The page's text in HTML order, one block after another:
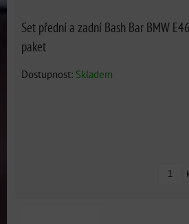
Set přední a zadní Bash Bar BMW
paket
Dostupnost: Skladem